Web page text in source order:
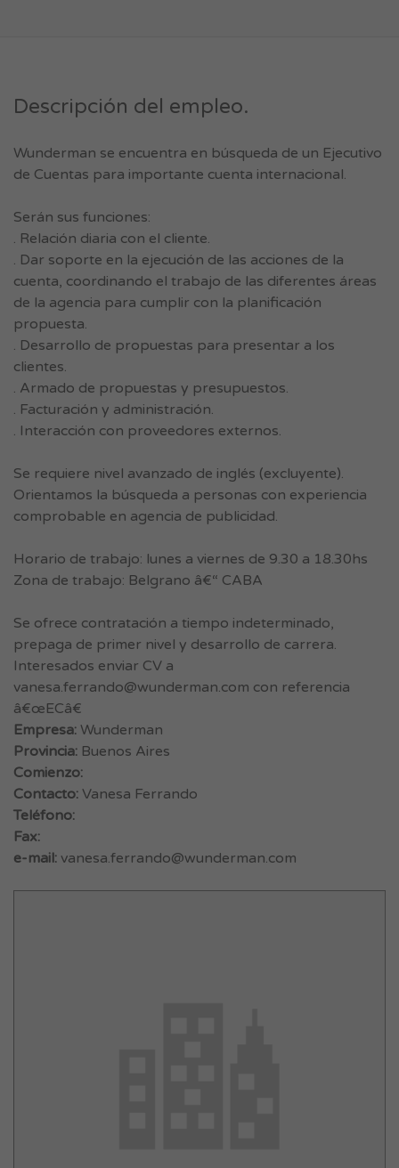
Descripción del empleo.
Wunderman se encuentra en búsqueda de un Ejecutivo
de Cuentas para importante cuenta internacional.
Serán sus funciones:
. Relación diaria con el cliente.
. Dar soporte en la ejecución de las acciones de la
cuenta, coordinando el trabajo de las diferentes áreas
de la agencia para cumplir con la planificación
propuesta.
. Desarrollo de propuestas para presentar a los
clientes.
. Armado de propuestas y presupuestos.
. Facturación y administración.
. Interacción con proveedores externos.
Se requiere nivel avanzado de inglés (excluyente).
Orientamos la búsqueda a personas con experiencia
comprobable en agencia de publicidad.
Horario de trabajo: lunes a viernes de 9.30 a 18.30hs
Zona de trabajo: Belgrano â€“ CABA
Se ofrece contratación a tiempo indeterminado,
prepaga de primer nivel y desarrollo de carrera.
Interesados enviar CV a
vanesa.ferrando@wunderman.com con referencia
â€œECâ€
Empresa: Wunderman
Provincia: Buenos Aires
Comienzo:
Contacto: Vanesa Ferrando
Teléfono:
Fax:
e-mail: vanesa.ferrando@wunderman.com